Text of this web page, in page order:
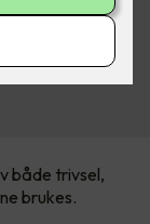
både trivsel,
brukes.